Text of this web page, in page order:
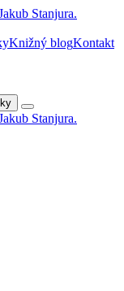
Knižný blogKontakt